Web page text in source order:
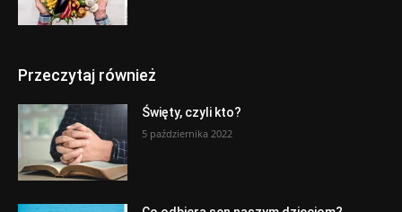
Przeczytaj również
Święty, czyli kto?
5 października 2022